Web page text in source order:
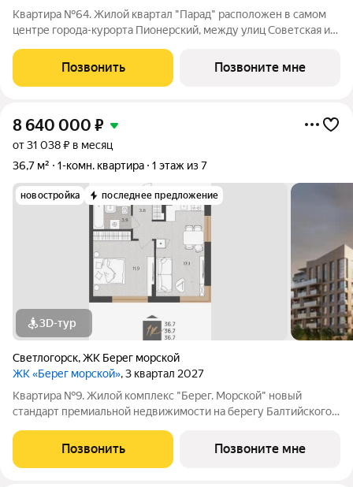
Квартира №64. Жилой квартал "Парад" расположен в самом
центре города-курорта Пионерский, между улиц Советская и
представлены 1, 2, 3 -комнатные и двухуровневые квартиры
различной площади. Вместе с
Позвонить Позвоните мне
8 640 000 ₽
от 31 038 ₽ в месяц
36,7 м²
1-комн. квартира 1 этаж из 7
новостройка последнее предложение
3D-тур
Светлогорск,ЖК Берег морской
ЖК «Берег морской», 3 квартал 2027
Квартира №9. Жилой комплекс "Берег. Морской" новый
стандарт премиальной недвижимости на берегу Балтийского
часть масштабного жилого квартала "Берег" на Олимпийском
бульваре, недалеко от
Позвонить Позвоните мне